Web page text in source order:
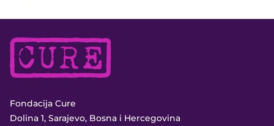
Fondacija Cure
Dolina 1, Sarajevo, Bosna i Hercegovina